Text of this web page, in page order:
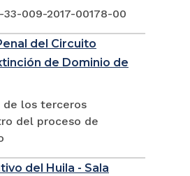
33-009-2017-00178-00
del Circuito
de Dominio de
los terceros
del proceso de
del Huila - Sala